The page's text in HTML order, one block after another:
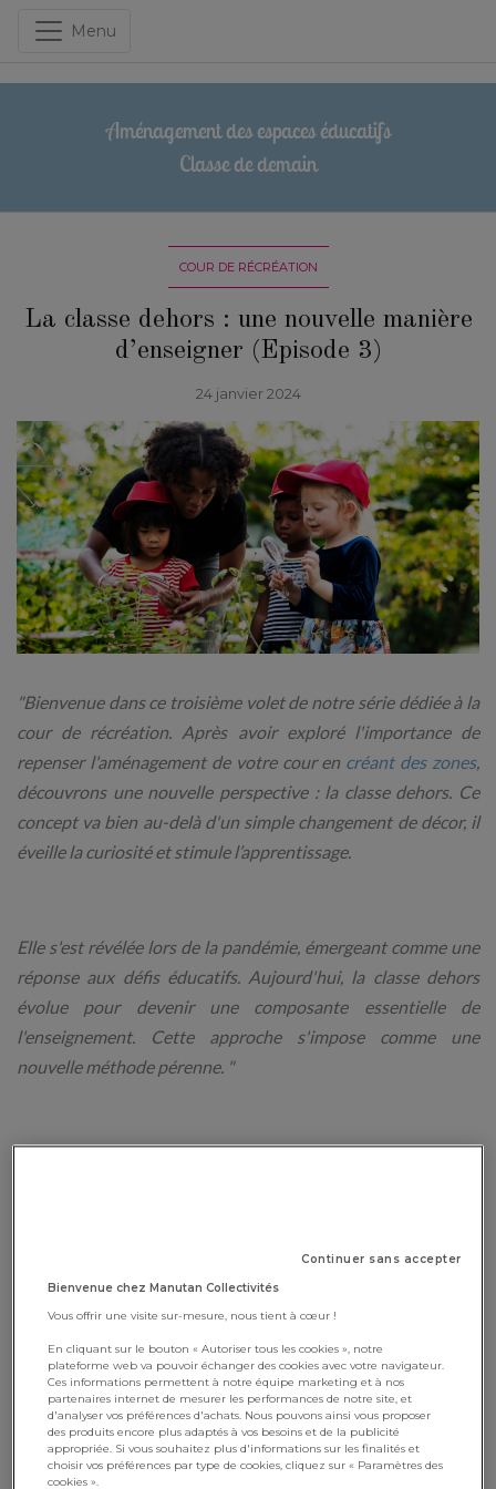
Menu
Aménagement des espaces éducatifs
Classe de demain
COUR DE RÉCRÉATION
La classe dehors : une nouvelle manière
d’enseigner (Episode 3)
24 janvier 2024
"Bienvenue dans ce troisième volet de notre série dédiée à la
cour de récréation. Après avoir exploré l'importance de
repenser l'aménagement de votre cour en créant des zones,
découvrons une nouvelle perspective : la classe dehors. Ce
concept va bien au-delà d'un simple changement de décor, il
éveille la curiosité et stimule l’apprentissage.
Elle s'est révélée lors de la pandémie, émergeant comme une
réponse aux défis éducatifs. Aujourd'hui, la classe dehors
évolue pour devenir une composante essentielle de
l'enseignement. Cette approche s'impose comme une
nouvelle méthode pérenne. "
opportunité d'apprentissage.
Pourquoi opter pour la classe
Continuer sans accepter
Bienvenue chez Manutan Collectivités
Vous offrir une visite sur-mesure, nous tient à cœur !
En cliquant sur le bouton « Autoriser tous les cookies », notre
plateforme web va pouvoir échanger des cookies avec votre navigateur.
Ces informations permettent à notre équipe marketing et à nos
partenaires internet de mesurer les performances de notre site, et
d'analyser vos préférences d'achats. Nous pouvons ainsi vous proposer
des produits encore plus adaptés à vos besoins et de la publicité
appropriée. Si vous souhaitez plus d'informations sur les finalités et
choisir vos préférences par type de cookies, cliquez sur « Paramètres des
cookies ».